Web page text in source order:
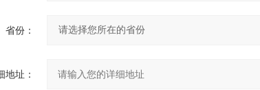
省份：
地址：